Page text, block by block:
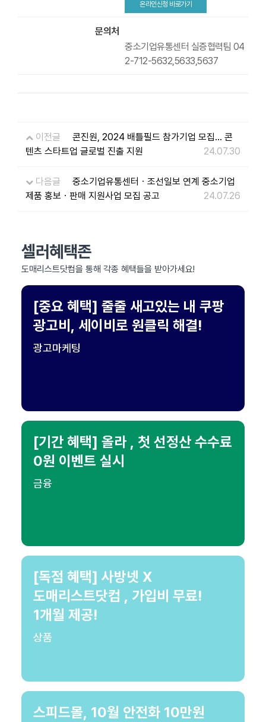
온라인신청 바로가기
문의처
중소기업유통센터 실증협력팀 04
2-712-5632,5633,5637
이전글
콘진원, 2024 배틀필드 참가기업 모집… 콘
텐츠 스타트업 글로벌 진출 지원
24.07.30
다음글
중소기업유통센터ㆍ조선일보 연계 중소기업
제품 홍보ㆍ판매 지원사업 모집 공고
24.07.26
셀러혜택존
도매리스트닷컴을 통해 각종 혜택들을 받아가세요!
[중요 혜택] 줄줄 새고있는 내 쿠팡
광고비, 세이비로 원클릭 해결!
광고마케팅
[기간 혜택] 올라 , 첫 선정산 수수료
0원 이벤트 실시
금융
[독점 혜택] 사방넷 X
도매리스트닷컴 , 가입비 무료!
1개월 제공!
상품
스피드몰, 10월 안전화 10만원